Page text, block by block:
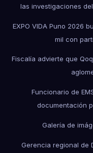
las investigaciones
EXPO VIDA Puno 2026
mil con
Fiscalía advierte que
Funcionario de
documentación
Galería de
Gerencia regional de